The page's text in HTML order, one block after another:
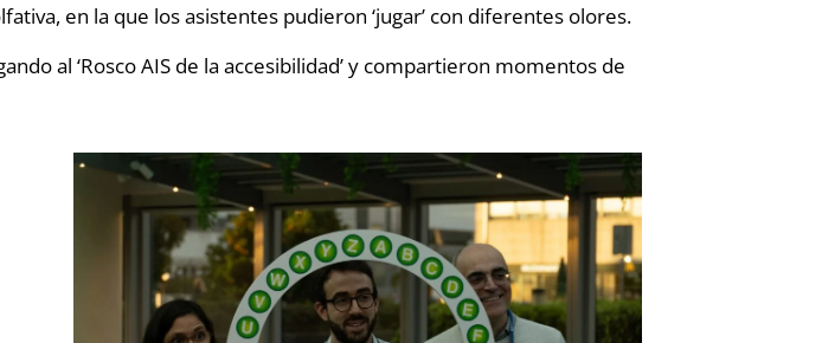
en la que los asistentes pudieron ‘jugar’ con diferentes olores.
al ‘Rosco AIS de la accesibilidad’ y compartieron momentos de